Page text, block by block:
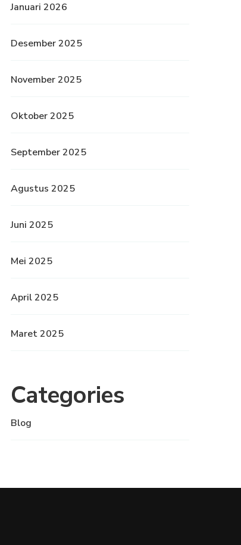
Januari 2026
Desember 2025
November 2025
Oktober 2025
September 2025
Agustus 2025
Juni 2025
Mei 2025
April 2025
Maret 2025
Categories
Blog